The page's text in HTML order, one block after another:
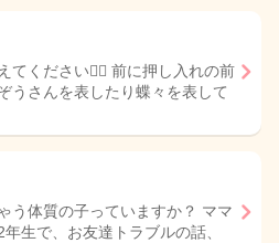
てください🙇‍♀️ 前に押し入れの前
うさんを表したり蝶々を表して
う体質の子っていますか？ ママ
生で、お友達トラブルの話、